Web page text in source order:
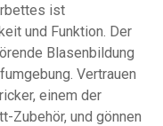
ist
und Funktion. Der
Blasenbildung
Vertrauen
einem der
Zubehör, und gönnen